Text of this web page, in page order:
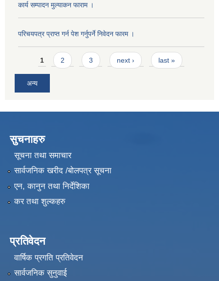
कार्य सम्पादन मुल्याक‌न फाराम ।
परिचयपत्र प्राप्त गर्न पेश गर्नुपर्ने निवेदन फारम ।
Pages
1 2 3 next › last »
अन्य
सुचनाहरु
सूचना तथा समाचार
सार्वजनिक खरीद /बोलपत्र सूचना
एन, कानुन तथा निर्देशिका
कर तथा शुल्कहरु
प्रतिवेदन
वार्षिक प्रगति प्रतिवेदन
सार्वजनिक सुनुवाई